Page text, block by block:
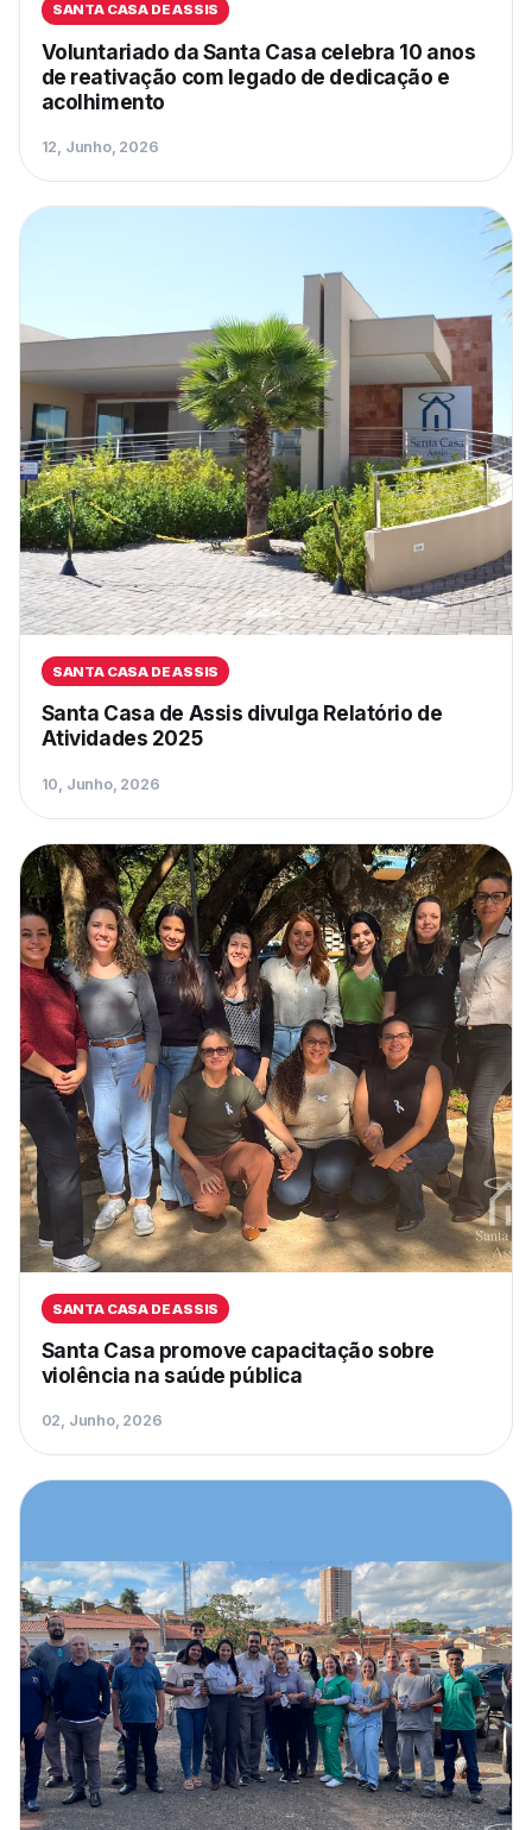
SANTA CASA DE ASSIS
Voluntariado da Santa Casa celebra 10 anos
de reativação com legado de dedicação e
acolhimento
12, Junho, 2026
SANTA CASA DE ASSIS
Santa Casa de Assis divulga Relatório de
Atividades 2025
10, Junho, 2026
SANTA CASA DE ASSIS
Santa Casa promove capacitação sobre
violência na saúde pública
02, Junho, 2026